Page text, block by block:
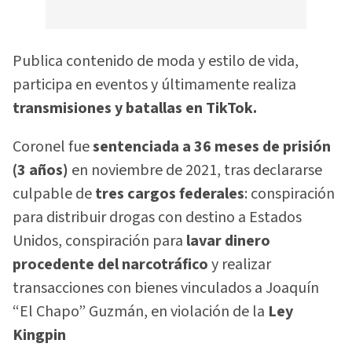
Publica contenido de moda y estilo de vida,
participa en eventos y últimamente realiza
transmisiones y batallas en TikTok.
Coronel fuesentenciada a 36 meses de prisión
(3 años) en noviembre de 2021, tras declararse
culpable detres cargos federales: conspiración
para distribuir drogas con destino a Estados
Unidos, conspiración para lavar dinero
procedente del narcotráficoy realizar
transacciones con bienes vinculados a Joaquín
“El Chapo” Guzmán, en violación de la Ley
Kingpin